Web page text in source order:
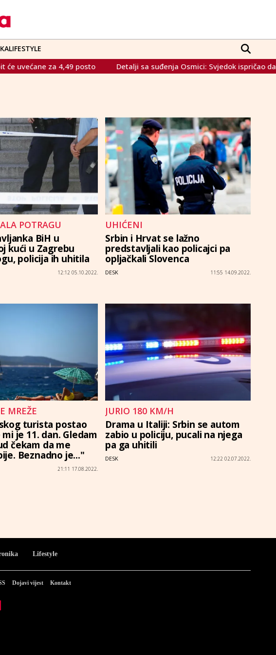
LIFESTYLE
za 4,49 posto Detalji sa suđenja Osmici: Svjedok ispričao da je
POTRAGU
BiH u
kući u Zagrebu
policija ih uhitila
12:12 05.10.2022.
UHIĆENI
Srbin i Hrvat se lažno
predstavljali kao policajci pa
opljačkali Slovenca
DESK 11:55 14.09.2022.
MREŽE
turista postao
je 11. dan. Gledam
čekam da me
Beznadno je..."
21:11 17.08.2022.
JURIO 180 KM/H
Drama u Italiji: Srbin se autom
zabio u policiju, pucali na njega
pa ga uhitili
DESK 12:22 02.07.2022.
Lifestyle
Dojavi vijest Kontakt